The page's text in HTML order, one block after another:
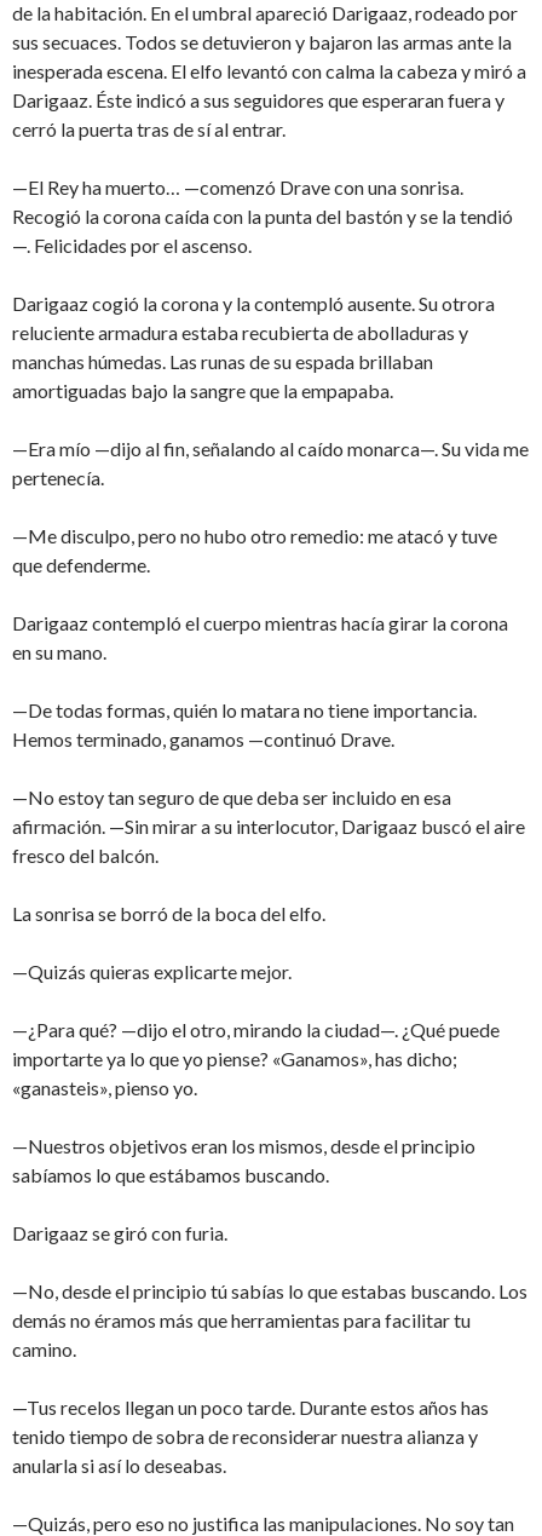
de la habitación. En el umbral apareció Darigaaz, rodeado por
sus secuaces. Todos se detuvieron y bajaron las armas ante la
inesperada escena. El elfo levantó con calma la cabeza y miró a
Darigaaz. Éste indicó a sus seguidores que esperaran fuera y
cerró la puerta tras de sí al entrar.
—El Rey ha muerto… —comenzó Drave con una sonrisa.
Recogió la corona caída con la punta del bastón y se la tendió
—. Felicidades por el ascenso.
Darigaaz cogió la corona y la contempló ausente. Su otrora
reluciente armadura estaba recubierta de abolladuras y
manchas húmedas. Las runas de su espada brillaban
amortiguadas bajo la sangre que la empapaba.
—Era mío —dijo al fin, señalando al caído monarca—. Su vida me
pertenecía.
—Me disculpo, pero no hubo otro remedio: me atacó y tuve
que defenderme.
Darigaaz contempló el cuerpo mientras hacía girar la corona
en su mano.
—De todas formas, quién lo matara no tiene importancia.
Hemos terminado, ganamos —continuó Drave.
—No estoy tan seguro de que deba ser incluido en esa
afirmación. —Sin mirar a su interlocutor, Darigaaz buscó el aire
fresco del balcón.
La sonrisa se borró de la boca del elfo.
—Quizás quieras explicarte mejor.
—¿Para qué? —dijo el otro, mirando la ciudad—. ¿Qué puede
importarte ya lo que yo piense? «Ganamos», has dicho;
«ganasteis», pienso yo.
—Nuestros objetivos eran los mismos, desde el principio
sabíamos lo que estábamos buscando.
Darigaaz se giró con furia.
—No, desde el principio tú sabías lo que estabas buscando. Los
demás no éramos más que herramientas para facilitar tu
camino.
—Tus recelos llegan un poco tarde. Durante estos años has
tenido tiempo de sobra de reconsiderar nuestra alianza y
anularla si así lo deseabas.
—Quizás, pero eso no justifica las manipulaciones. No soy tan